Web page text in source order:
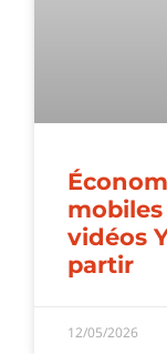
vidéos
partir
12/05/2026